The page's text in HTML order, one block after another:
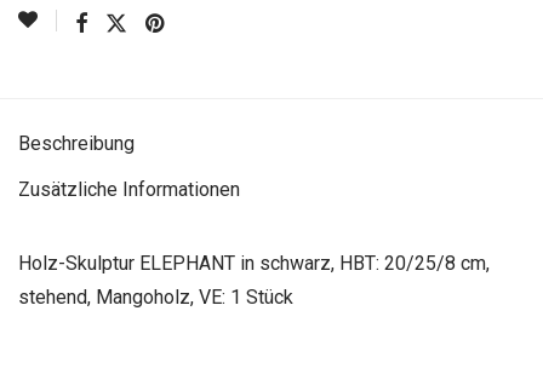
Beschreibung
Zusätzliche Informationen
Holz-Skulptur ELEPHANT in schwarz, HBT: 20/25/8 cm,
stehend, Mangoholz, VE: 1 Stück